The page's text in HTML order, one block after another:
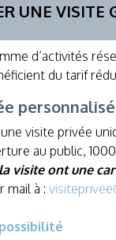
UNE VISITE
d’activités
du tarif
visite privée
au public,
visite ont une
mail à :